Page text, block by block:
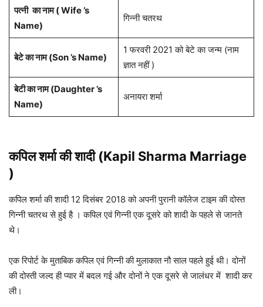
पत्नी का नाम ( Wife ’s
Name)
गिन्नी चतरथ
बेटे का नाम (Son ’s Name)
1 फरवरी 2021 को बेटे का जन्म (नाम
ज्ञात नहीं )
बेटी का नाम (Daughter ’s
Name)
अनायरा शर्मा
कपिल शर्मा की शादी (Kapil Sharma Marriage
)
कपिल शर्मा की शादी 12 दिसंबर 2018 को अपनी पुरानी कॉलेज टाइम की दोस्त
गिन्नी चतरथ से हुई है । कपिल एवं गिन्नी एक दूसरे को शादी के पहले से जानते
थे।
एक रिपोर्ट के मुताबिक कपिल एवं गिन्नी की मुलाकात नौ साल पहले हुई थी। दोनों
की दोस्ती जल्द ही प्यार में बदल गई और दोनों ने एक दूसरे से जालंधर में शादी कर
ली।